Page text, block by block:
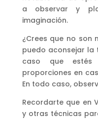
a observar y
imaginación.
¿Crees que no son
puedo aconsejar la
caso que
proporciones en
En todo caso,
Recordarte que en
y otras técnicas